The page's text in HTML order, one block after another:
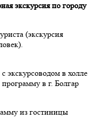
экскурсия по городу
(экскурсия
экскурсоводом в холле
в г. Болгар
из гостиницы